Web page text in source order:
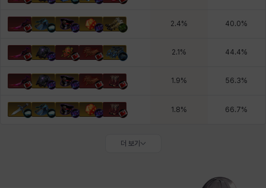
2.4% 40.0%
2.1 % 44.4%
1.9% 56.3%
1.8% 66.7%
더 보기